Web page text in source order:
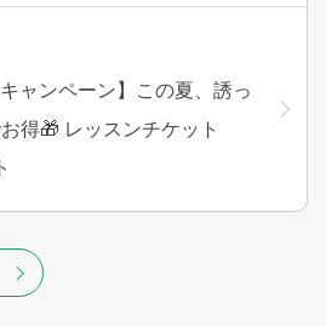
ャンペーン】この夏、誘っ
得🎁 レッスンチケット